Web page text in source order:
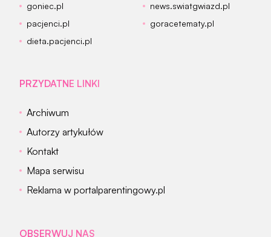
goniec.pl
news.swiatgwiazd.pl
pacjenci.pl
goracetematy.pl
dieta.pacjenci.pl
PRZYDATNE LINKI
Archiwum
Autorzy artykułów
Kontakt
Mapa serwisu
Reklama w portalparentingowy.pl
OBSERWUJ NAS